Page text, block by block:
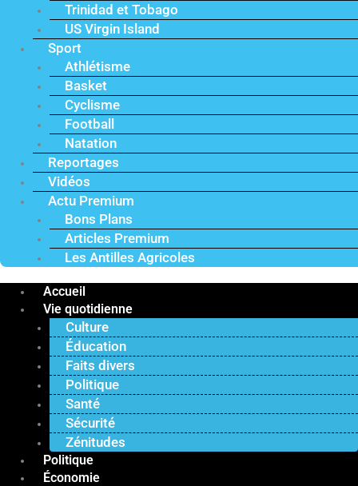
Trinidad et Tobago
US Virgin Island
Sport
Athlétisme
Basket
Cyclisme
Football
Natation
Reportages
Vidéos
Actu Premium
Bons Plans
Articles Premium
Les Antilles Agricoles
Accueil
Vie quotidienne
Culture
Éducation
Faits divers
Politique
Santé
Sécurité
Zénitudes
Politique
Économie